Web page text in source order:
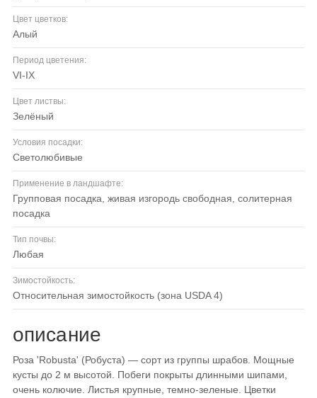
Цвет цветков:
алый
Период цветения:
VI-IX
Цвет листвы:
зелёный
Условия посадки:
светолюбивые
Применение в ландшафте:
групповая посадка, живая изгородь свободная, солитерная
посадка
Тип почвы:
любая
Зимостойкость:
относительная зимостойкость (зона USDA 4)
описание
Роза 'Robusta' (Робуста) — сорт из группы шрабов. Мощные
кусты до 2 м высотой. Побеги покрыты длинными шипами,
очень колючие. Листья крупные, темно-зеленые. Цветки